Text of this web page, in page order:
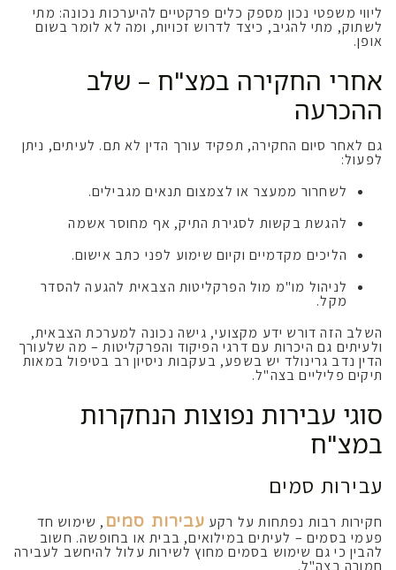
ליווי משפטי נכון מספק כלים פרקטיים להיערכות נכונה: מתי
לשתוק, מתי להגיב, כיצד לדרוש זכויות, ומה לא לומר בשום
אופן.
אחרי החקירה במצ"ח – שלב
ההכרעה
גם לאחר סיום החקירה, תפקיד עורך הדין לא תם. לעיתים, ניתן
לפעול:
לשחרור ממעצר או לצמצום תנאים מגבילים.
להגשת בקשות לסגירת התיק, אף מחוסר אשמה
הליכים מקדמיים וקיום שימוע לפני כתב אישום.
לניהול מו"מ מול הפרקליטות הצבאית להגעה להסדר
מקל.
השלב הזה דורש ידע מקצועי, גישה נכונה למערכת הצבאית,
ולעיתים גם היכרות עם דרגי הפיקוד והפרקליטות – מה שלעורך
הדין נדב גרינולד יש בשפע, בעקבות ניסיון רב בטיפול במאות
תיקים פליליים בצה"ל.
סוגי עבירות נפוצות הנחקרות
במצ"ח
עבירות סמים
חקירות רבות נפתחות על רקע עבירות סמים, שימוש חד
פעמי בסמים – לעיתים במילואים, בבית או בחופשה. חשוב
להבין כי גם שימוש בסמים מחוץ לשירות עלול להיחשב לעבירה
חמורה בצה"ל.